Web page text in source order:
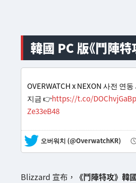
韓國 PC 版《鬥陣
OVERWATCH x NEXON 사전 연동
지금 👉https://t.co/DOChvjGaBp
Ze33eB48
— 오버워치 (@OverwatchKR)
Blizzard 宣布， 《鬥陣特攻》韓